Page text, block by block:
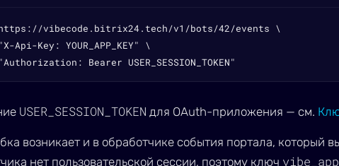
vibecode.bitrix24.tech/v1/bots/42/events \
Api-Key: YOUR_APP_KEY" \
Bearer USER_SESSION_TOKEN"
USER_SESSION_TOKEN для OAuth-приложения — см.
возникает и в обработчике события портала, который
нет пользовательской сессии, поэтому ключ vibe_app_